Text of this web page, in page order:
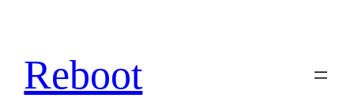
innhold
Reboot